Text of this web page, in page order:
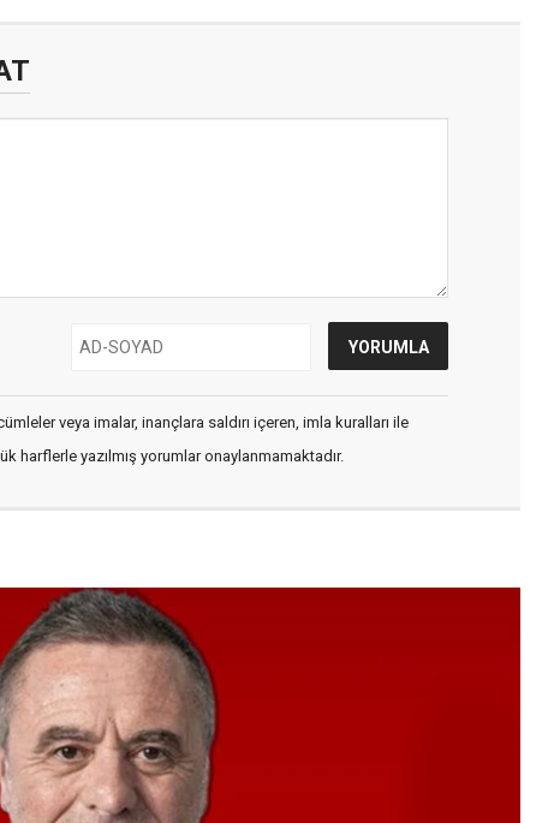
veya imalar, inançlara saldırı içeren, imla kuralları ile
harflerle yazılmış yorumlar onaylanmamaktadır.